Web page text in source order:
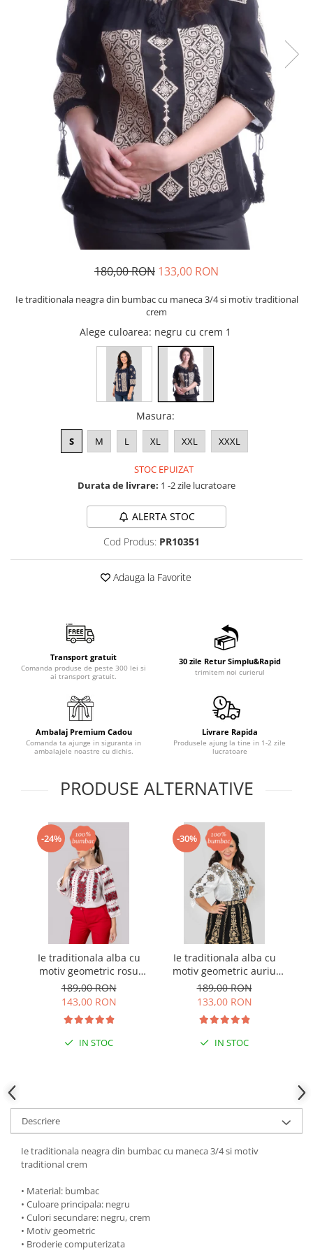
180,00 RON 133,00 RON
Ie traditionala neagra din bumbac cu maneca 3/4 si motiv traditional
crem
Alege culoarea: negru cu crem 1
Masura:
S M L XL XXL XXXL
STOC EPUIZAT
Durata de livrare: 1 -2 zile lucratoare
ALERTA STOC
Cod Produs: PR10351
Adauga la Favorite
Transport gratuit
Comanda produse de peste 300 lei si
ai transport gratuit.
30 zile Retur Simplu&Rapid
trimitem noi curierul
Ambalaj Premium Cadou
Comanda ta ajunge in siguranta in
ambalajele noastre cu dichis.
Livrare Rapida
Produsele ajung la tine in 1-2 zile
lucratoare
PRODUSE ALTERNATIVE
-24%
Ie traditionala alba cu
motiv geometric rosu
Ernestina 03
189,00 RON
143,00 RON
IN STOC
-30%
Ie traditionala alba cu
motiv geometric auriu
Hermina 01
189,00 RON
133,00 RON
IN STOC
Descriere
Ie traditionala neagra din bumbac cu maneca 3/4 si motiv
traditional crem
• Material: bumbac
• Culoare principala: negru
• Culori secundare: negru, crem
• Motiv geometric
• Broderie computerizata